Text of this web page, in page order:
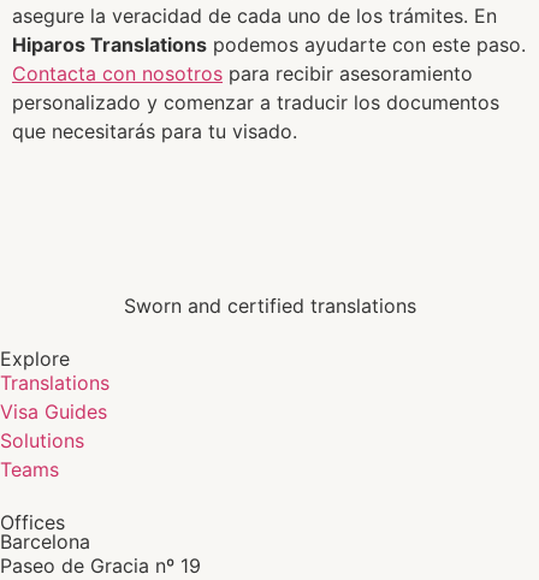
asegure la veracidad de cada uno de los trámites. En
Hiparos Translations podemos ayudarte con este paso.
Contacta con nosotros para recibir asesoramiento
personalizado y comenzar a traducir los documentos
que necesitarás para tu visado.
Sworn and certified translations
Explore
Translations
Visa Guides
Solutions
Teams
Offices
Barcelona
Paseo de Gracia nº 19